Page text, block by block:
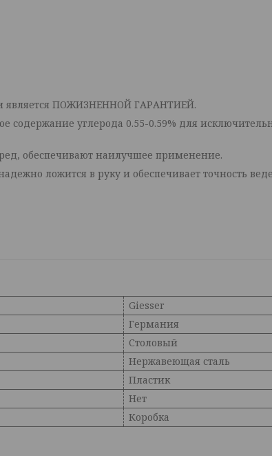
является ПОЖИЗНЕННОЙ ГАРАНТИЕЙ.
содержание углерода 0.55-0.59% для
обеспечивают наилучшее применение.
ложится в руку и обеспечивает точность
Giesser
Германия
Столовый
Нержавеющая сталь
Пластик
Нет
Коробка